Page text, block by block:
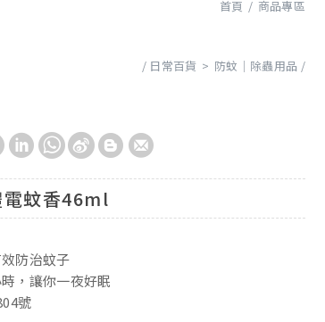
首頁 商品專區
日常百貨 防蚊│除蟲用品
電蚊香46ml
防治蚊子
，讓你一夜好眠
號